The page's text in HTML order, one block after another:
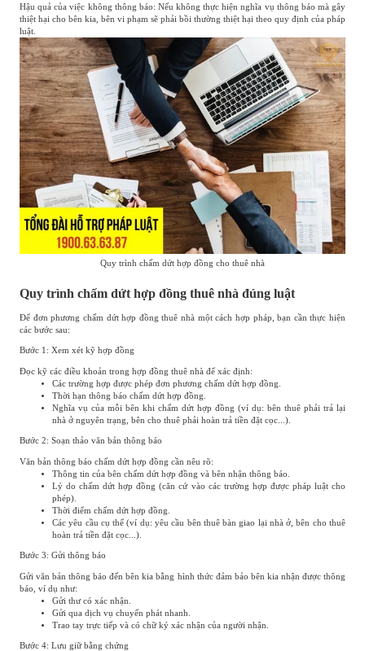
Hậu quả của việc không thông báo: Nếu không thực hiện nghĩa vụ thông báo mà gây
thiệt hại cho bên kia, bên vi phạm sẽ phải bồi thường thiệt hại theo quy định của pháp
luật.
Quy trình chấm dứt hợp đồng cho thuê nhà
Quy trình chấm dứt hợp đồng thuê nhà đúng luật
Để đơn phương chấm dứt hợp đồng thuê nhà một cách hợp pháp, bạn cần thực hiện
các bước sau:
Bước 1: Xem xét kỹ hợp đồng
Đọc kỹ các điều khoản trong hợp đồng thuê nhà để xác định:
Các trường hợp được phép đơn phương chấm dứt hợp đồng.
Thời hạn thông báo chấm dứt hợp đồng.
Nghĩa vụ của mỗi bên khi chấm dứt hợp đồng (ví dụ: bên thuê phải trả lại
nhà ở nguyên trạng, bên cho thuê phải hoàn trả tiền đặt cọc...).
Bước 2: Soạn thảo văn bản thông báo
Văn bản thông báo chấm dứt hợp đồng cần nêu rõ:
Thông tin của bên chấm dứt hợp đồng và bên nhận thông báo.
Lý do chấm dứt hợp đồng (căn cứ vào các trường hợp được pháp luật cho
phép).
Thời điểm chấm dứt hợp đồng.
Các yêu cầu cụ thể (ví dụ: yêu cầu bên thuê bàn giao lại nhà ở, bên cho thuê
hoàn trả tiền đặt cọc...).
Bước 3: Gửi thông báo
Gửi văn bản thông báo đến bên kia bằng hình thức đảm bảo bên kia nhận được thông
báo, ví dụ như:
Gửi thư có xác nhận.
Gửi qua dịch vụ chuyển phát nhanh.
Trao tay trực tiếp và có chữ ký xác nhận của người nhận.
Bước 4: Lưu giữ bằng chứng